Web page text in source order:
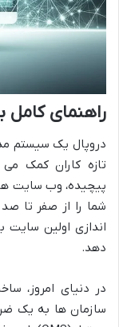
راهنمای کامل
دروپال یک سیستم
تازه کاران کمک
پیچیده، وب سایت
شما را از صفر تا
اندازی اولین
دهد.
در دنیای امروز،
سازمان ها به یک